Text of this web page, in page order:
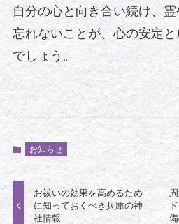
自分の心と向き合い続け、
忘れないことが、心の安定
でしょう。
お知らせ
お祓いの効果を高めるため
に知っておくべき兵庫の神
社情報